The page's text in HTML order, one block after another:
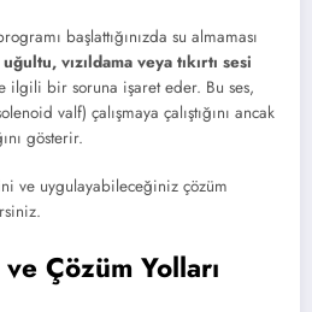
başlattığınızda su almaması
uğultu, vızıldama veya tıkırtı sesi
ilgili bir soruna işaret eder. Bu ses,
valf) çalışmaya çalıştığını ancak
gösterir.
ve uygulayabileceğiniz çözüm
Çözüm Yolları